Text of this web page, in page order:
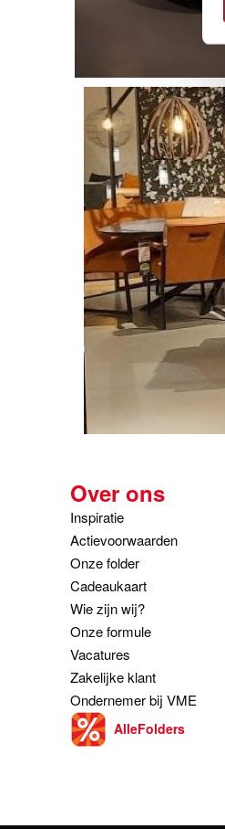
Over ons
Inspiratie
Actievoorwaarden
Onze folder
Cadeaukaart
Wie zijn wij?
Onze formule
Vacatures
Zakelijke klant
Ondernemer bij VME
AlleFolders